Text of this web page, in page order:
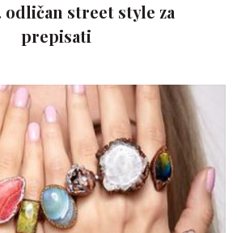
odličan street style za
prepisati